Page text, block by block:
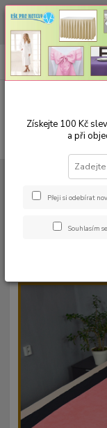
CHCETE NAKOUPIT
+420 773 794 023
Pondělí-pátek 9-16 hodin
PROSTĚRADLA
46 rajčatová
Froté
Získejte 100 Kč
a při
Přeji si odebírat
Souhlasím se